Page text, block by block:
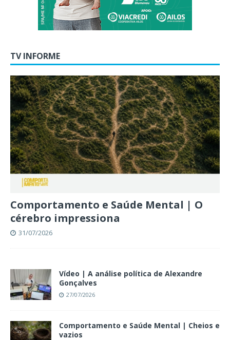
TV INFORME
Comportamento e Saúde Mental | O
cérebro impressiona
31/07/2026
Vídeo | A análise política de Alexandre
Gonçalves
27/07/2026
Comportamento e Saúde Mental | Cheios e
vazios